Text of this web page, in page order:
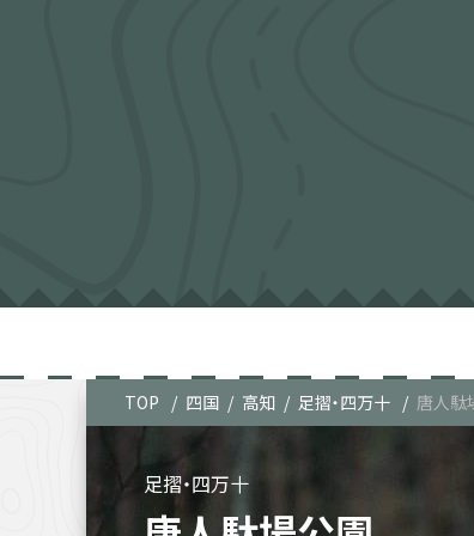
TOP 四国 高知 足摺・四万十 唐人駄
足摺・四万十